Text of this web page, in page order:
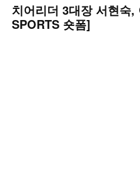
치어리더 3대장 서현숙
SPORTS 숏폼]